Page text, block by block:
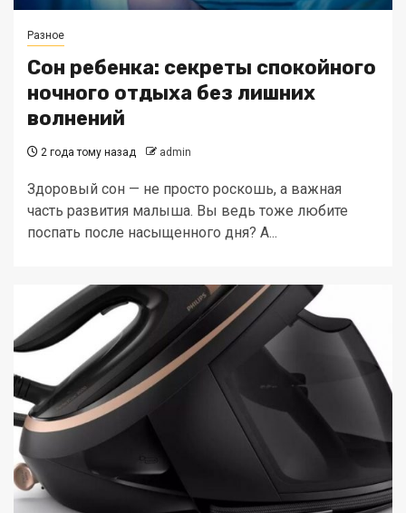
Разное
Сон ребенка: секреты спокойного
ночного отдыха без лишних
волнений
2 года тому назад admin
Здоровый сон — не просто роскошь, а важная
часть развития малыша. Вы ведь тоже любите
поспать после насыщенного дня? А...